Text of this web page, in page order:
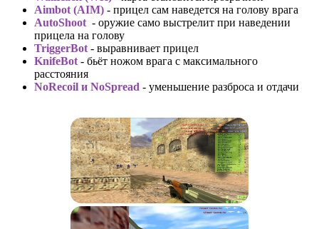
Aimbot (AIM) - прицел сам наведется на голову врага
AutoShoot - оружие само выстрелит при наведении
прицела на голову
TriggerBot - выравнивает прицел
KnifeBot - бьёт ножом врага с максимального
расстояния
NoRecoil и NoSpread - уменьшение разброса и отдачи